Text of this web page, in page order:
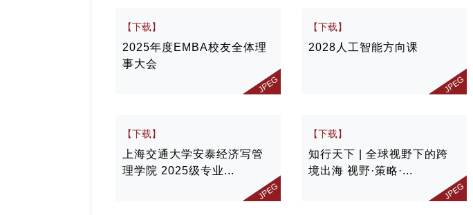
【下载】
2025年度EMBA校友全体理
事大会
JPEG
【下载】
2028人工智能方向课
JPEG
【下载】
上海交通大学安泰经济写管
理学院 2025级专业...
JPEG
【下载】
知行天下 | 全球视野下的跨
境出海 视野·策略·...
JPEG